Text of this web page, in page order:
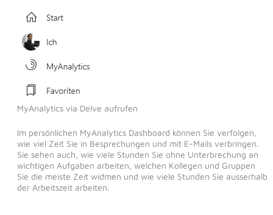
MyAnalytics via Delve aufrufen
Im persönlichen MyAnalytics Dashboard können Sie verfolgen,
wie viel Zeit Sie in Besprechungen und mit E-Mails verbringen.
Sie sehen auch, wie viele Stunden Sie ohne Unterbrechung an
wichtigen Aufgaben arbeiten, welchen Kollegen und Gruppen
Sie die meiste Zeit widmen und wie viele Stunden Sie ausserhalb
der Arbeitszeit arbeiten.